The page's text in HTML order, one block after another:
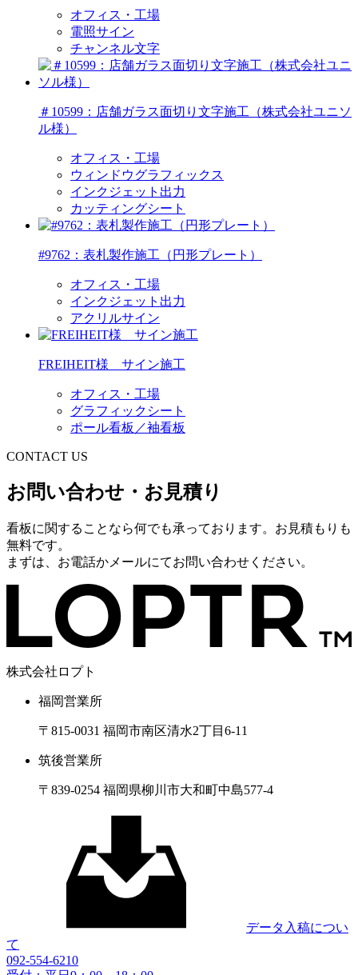
オフィス・工場
電照サイン
チャンネル文字
＃10599：店舗ガラス面切り文字施工（株式会社ユニソ
ル様）
オフィス・工場
ウィンドウグラフィックス
インクジェット出力
カッティングシート
#9762：表札製作施工（円形プレート）
オフィス・工場
インクジェット出力
アクリルサイン
FREIHEIT様 サイン施工
オフィス・工場
グラフィックシート
ポール看板／袖看板
CONTACT US
お問い合わせ・お見積り
看板に関することなら何でも承っております。お見積もりも
無料です。
まずは、お電話かメールにてお問い合わせください。
株式会社ロプト
福岡営業所
〒815-0031 福岡市南区清水2丁目6-11
筑後営業所
〒839-0254 福岡県柳川市大和町中島577-4
データ入稿につい
て
092-554-6210